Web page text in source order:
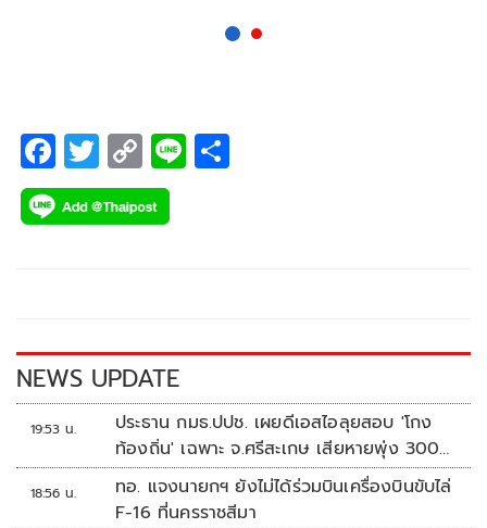
F
ac
e
k
T
wi
tt
C
o
p
k
Li
NEWS UPDATE
19:53 น.
ประธาน กมธ.ปปช. เผยดีเอสไอลุยสอบ 'โกง
ท้องถิ่น' เฉพาะ จ.ศรีสะเกษ เสียหายพุ่ง 300
ล้านบาท
18:56 น.
ทอ. แจงนายกฯ ยังไม่ได้ร่วมบินเครื่องบินขับไล่
F-16 ที่นครราชสีมา